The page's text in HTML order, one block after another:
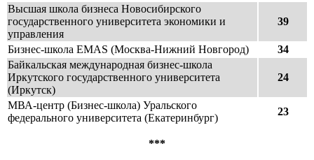
Высшая школа бизнеса Новосибирского
государственного университета экономики и
управления
39
Бизнес-школа EMAS (Москва-Нижний Новгород)
34
Байкальская международная бизнес-школа
Иркутского государственного университета
(Иркутск)
24
МВА-центр (Бизнес-школа) Уральского
федерального университета (Екатеринбург)
23
***